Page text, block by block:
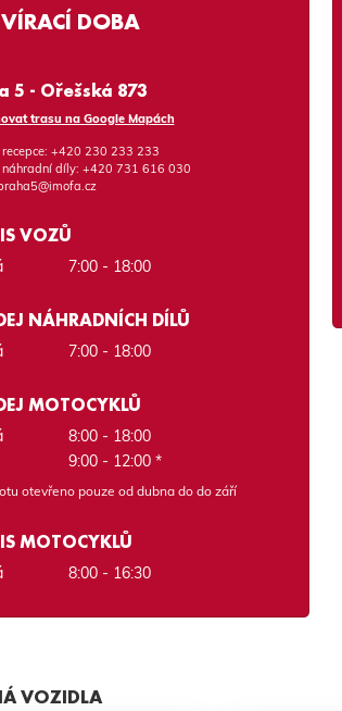
DOBA
5 - Ořešská 873
trasu na Google Mapách
+420 230 233 233
náhradní díly: +420 731 616 030
VOZŮ
7:00 - 18:00
NÁHRADNÍCH DÍLŮ
7:00 - 18:00
MOTOCYKLŮ
8:00 - 18:00
9:00 - 12:00 *
otevřeno pouze od dubna do do září
MOTOCYKLŮ
8:00 - 16:30
VOZIDLA